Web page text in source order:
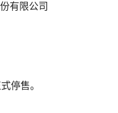
有限公司
停售。